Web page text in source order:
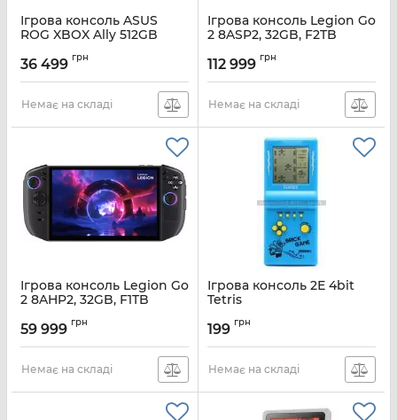
Ігрова консоль ASUS
ROG XBOX Ally 512GB
36 499 грн
Немає на складі
Ігрова консоль Legion Go
2 8ASP2, 32GB, F2TB
112 999 грн
Немає на складі
Ігрова консоль Legion Go
2 8AHP2, 32GB, F1TB
59 999 грн
Немає на складі
Ігрова консоль 2Е 4bit
Tetris
199 грн
Немає на складі